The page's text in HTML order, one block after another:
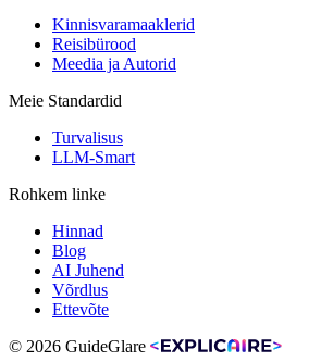
Kinnisvaramaaklerid
Reisibürood
Meedia ja Autorid
Meie Standardid
Turvalisus
LLM-Smart
Rohkem linke
Hinnad
Blog
AI Juhend
Võrdlus
Ettevõte
© 2026 GuideGlare